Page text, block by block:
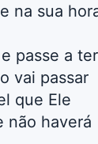
na sua
passe a
vai passar
que Ele
não haverá